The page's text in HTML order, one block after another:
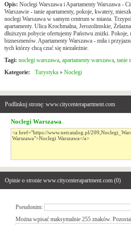
Opis: Noclegi Warszawa i Apartamenty Warszawa -
Warszawie - tanie apartamenty, pokoje, kwatery,
noclegi Warszawa w samym centrum w miasta.
apartamenty. Ulica Krochmalna, Jerozolimskie,
dłuższym pobycie ofertujemy Państwu zniżki.
biznesmenów. Apartamenty Warszawa - miła i
tych którzy chcą czuć się niezależnie.
Tagi: noclegi warszawa, apartamenty warszawa, tanie
Kategorie:
Turystyka» Noclegi
Podlinkuj stronę: www.citycenterapartment.com
Noclegi Warszawa
Opinie o stronie www.citycenterapartment.com (0)
Pseudonim:
Można wpisać maksymalnie 255 znaków.